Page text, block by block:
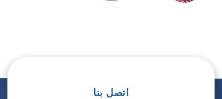
اتصل بنا